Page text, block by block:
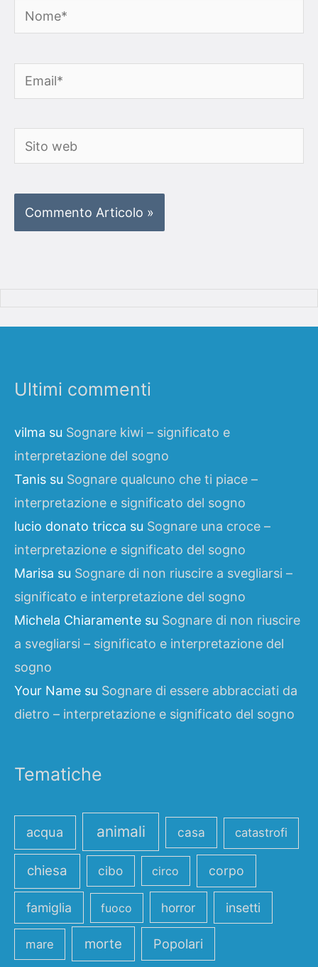
Nome*
Email*
Sito
web
Ultimi commenti
vilma su Sognare kiwi – significato e
interpretazione del sogno
Tanis su Sognare qualcuno che ti piace –
interpretazione e significato del sogno
lucio donato tricca su Sognare una croce –
interpretazione e significato del sogno
Marisa su Sognare di non riuscire a svegliarsi –
significato e interpretazione del sogno
Michela Chiaramente su Sognare di non riuscire
a svegliarsi – significato e interpretazione del
sogno
Your Name su Sognare di essere abbracciati da
dietro – interpretazione e significato del sogno
Tematiche
acqua animali casa catastrofi
chiesa cibo circo corpo
famiglia fuoco horror insetti
mare morte Popolari